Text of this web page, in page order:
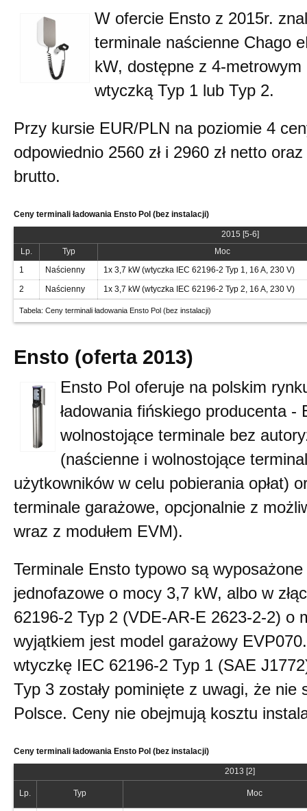
W ofercie Ensto z 2015r.
terminale naścienne Chago
kW, dostępne z 4-
wtyczką Typ 1 lub Typ 2.
Przy kursie EUR/PLN na poziomie 4
odpowiednio 2560 zł i 2960 zł netto oraz
brutto.
Ceny terminali ładowania Ensto Pol (bez instalacji)
2015 [5-6]
Lp.
Typ
Moc
1
Naścienny
1x 3,7 kW (wtyczka IEC 62196-2 Typ 1, 16 A, 230 V)
2
Naścienny 1x 3,7 kW (wtyczka IEC 62196-2 Typ 2, 16 A, 230 V)
Tabela: Ceny terminali ładowania Ensto Pol (bez instalacji)
Ensto (oferta 2013)
Ensto Pol oferuje na polskim
ładowania fińskiego producenta -
wolnostojące terminale bez
(naścienne i wolnostojące
użytkowników w celu pobierania opłat)
terminale garażowe, opcjonalnie z
wraz z modułem EVM).
Terminale Ensto typowo są
jednofazowe o mocy 3,7 kW, albo w
62196-2 Typ 2 (VDE-AR-E 2623-2-2) o
wyjątkiem jest model garażowy
wtyczkę IEC 62196-2 Typ 1 (SAE
Typ 3 zostały pominięte z uwagi, że nie
Polsce. Ceny nie obejmują kosztu
Ceny terminali ładowania Ensto Pol (bez instalacji)
2013 [2]
Lp. Typ Moc